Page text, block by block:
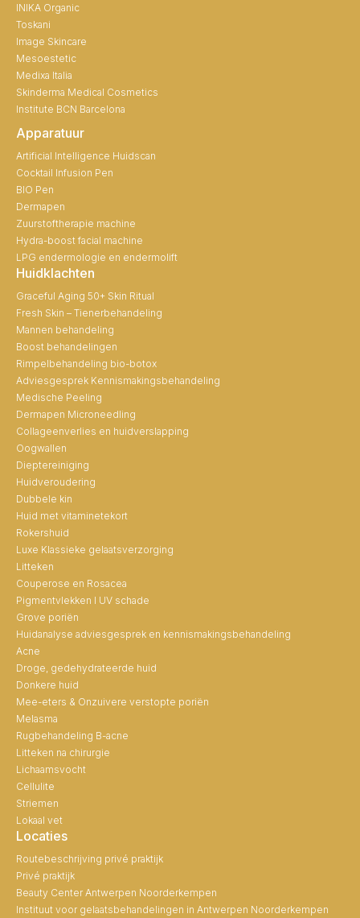
INIKA Organic
Toskani
Image Skincare
Mesoestetic
Medixa Italia
Skinderma Medical Cosmetics
Institute BCN Barcelona
Apparatuur
Artificial Intelligence Huidscan
Cocktail Infusion Pen
BIO Pen
Dermapen
Zuurstoftherapie machine
Hydra-boost facial machine
LPG endermologie en endermolift
Huidklachten
Graceful Aging 50+ Skin Ritual
Fresh Skin – Tienerbehandeling
Mannen behandeling
Boost behandelingen
Rimpelbehandeling bio-botox
Adviesgesprek Kennismakingsbehandeling
Medische Peeling
Dermapen Microneedling
Collageenverlies en huidverslapping
Oogwallen
Dieptereiniging
Huidveroudering
Dubbele kin
Huid met vitaminetekort
Rokershuid
Luxe Klassieke gelaatsverzorging
Litteken
Couperose en Rosacea
Pigmentvlekken I UV schade
Grove poriën
Huidanalyse adviesgesprek en kennismakingsbehandeling
Acne
Droge, gedehydrateerde huid
Donkere huid
Mee-eters & Onzuivere verstopte poriën
Melasma
Rugbehandeling B-acne
Litteken na chirurgie
Lichaamsvocht
Cellulite
Striemen
Lokaal vet
Locaties
Routebeschrijving privé praktijk
Privé praktijk
Beauty Center Antwerpen Noorderkempen
Instituut voor gelaatsbehandelingen in Antwerpen Noorderkempen